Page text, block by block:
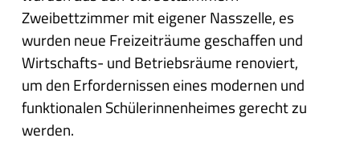
Zweibettzimmer mit eigener Nasszelle, es
wurden neue Freizeiträume geschaffen und
Wirtschafts- und Betriebsräume renoviert,
um den Erfordernissen eines modernen und
funktionalen Schülerinnenheimes gerecht zu
werden.